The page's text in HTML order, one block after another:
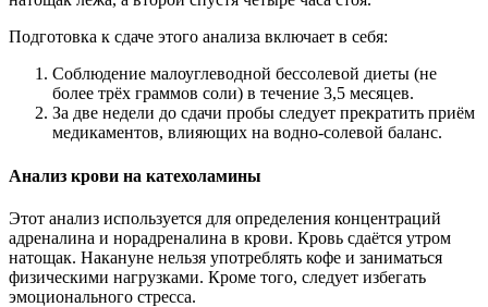
Подготовка к сдаче этого анализа включает в себя:
Соблюдение малоуглеводной бессолевой диеты (не
более трёх граммов соли) в течение 3,5 месяцев.
За две недели до сдачи пробы следует прекратить приём
медикаментов, влияющих на водно-солевой баланс.
Анализ крови на катехоламины
Этот анализ используется для определения концентраций
адреналина и норадреналина в крови. Кровь сдаётся утром
натощак. Накануне нельзя употреблять кофе и заниматься
физическими нагрузками. Кроме того, следует избегать
эмоционального стресса.